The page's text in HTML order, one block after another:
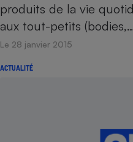
produits de la vie
aux tout-petits
Le 28 janvier 2015
ACTUALITÉ